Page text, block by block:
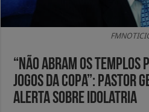
“Não abram os
jogos da Copa”: pastor
alerta sobre idolatria